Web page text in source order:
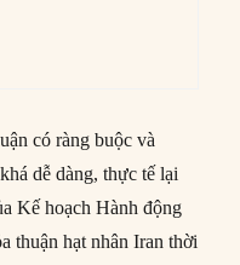
có ràng buộc và
dễ dàng, thực tế lại
Kế hoạch Hành động
thuận hạt nhân Iran thời